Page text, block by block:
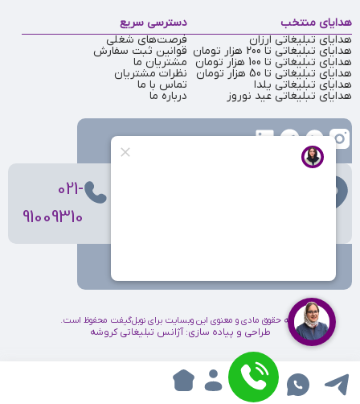
هدایای منتخب
هدایای تبلیغاتی ارزان
هدایای تبلیغاتی تا 200 هزار تومان
هدایای تبلیغاتی تا 100 هزار تومان
هدایای تبلیغاتی تا 50 هزار تومان
هدایای تبلیغاتی یلدا
هدایای تبلیغاتی عید نوروز
دسترسی سریع
فرصت‌های شغلی
قوانین ثبت سفارش
مشتریان ما
نظرات مشتریان
تماس با ما
درباره ما
021-
91009310
کلیه حقوق مادی و معنوی این وبسایت برای نوبل‌گیفت محفوظ است.
طراحی و پیاده سازی:آژانس تبلیغاتی کروشه